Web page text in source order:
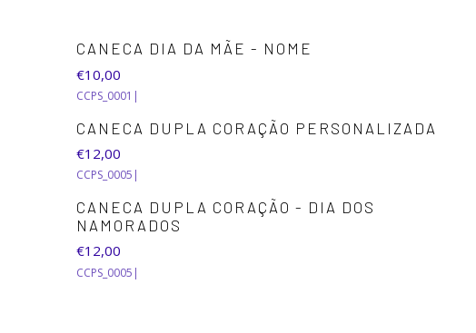
CANECA DIA DA MÃE - NOME
€10,00
CCPS_0001 |
CANECA DUPLA CORAÇÃO PERSONALIZADA
€12,00
CCPS_0005 |
CANECA DUPLA CORAÇÃO - DIA DOS
NAMORADOS
€12,00
CCPS_0005 |